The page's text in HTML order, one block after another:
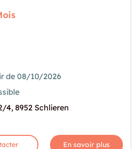
de 08/10/2026
4, 8952 Schlieren
En savoir plus